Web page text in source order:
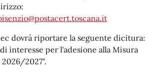
dovrà riportare la seguente dicitura:
interesse per l'adesione alla Misura
2026/2027".